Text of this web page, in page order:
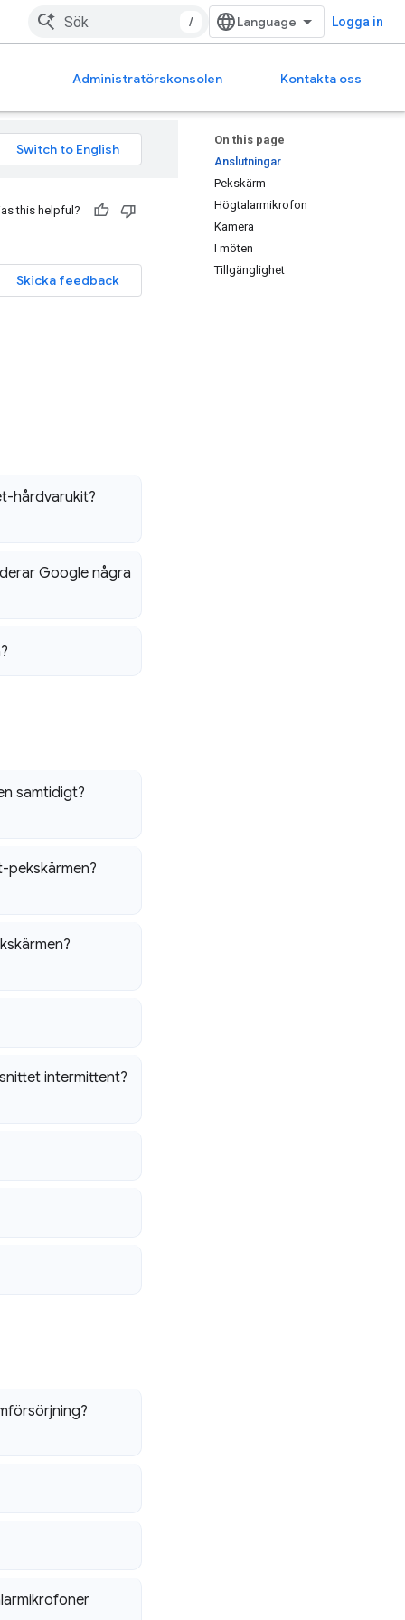
/ Logga in
Administratörskonsolen Kontakta oss
On this page
Anslutningar
Pekskärm
Högtalarmikrofon
Kamera
I möten
Tillgänglighet
this helpful?
Skicka feedback
hårdvarukit?
Google några
samtidigt?
pekskärmen?
intermittent?